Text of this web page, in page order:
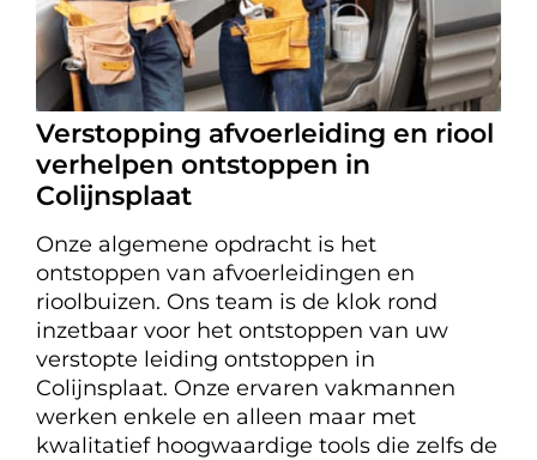
Verstopping afvoerleiding en riool
verhelpen ontstoppen in
Colijnsplaat
Onze algemene opdracht is het
ontstoppen van afvoerleidingen en
rioolbuizen. Ons team is de klok rond
inzetbaar voor het ontstoppen van uw
verstopte leiding ontstoppen in
Colijnsplaat. Onze ervaren vakmannen
werken enkele en alleen maar met
kwalitatief hoogwaardige tools die zelfs de